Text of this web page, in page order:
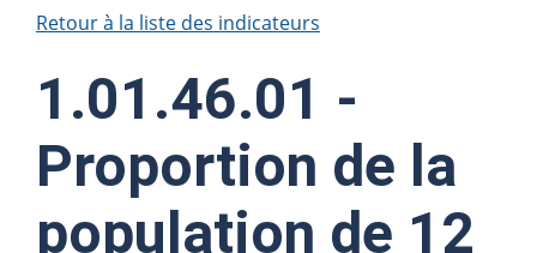
nRetour à la liste des indicateurs
1.01.46.01 -
Proportion de la
population de 12